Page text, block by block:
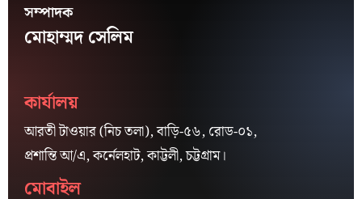
সম্পাদক
মোহাম্মদ সেলিম
কার্যালয়
আরতী টাওয়ার (নিচ তলা), বাড়ি-৫৬, রোড-০১,
প্রশান্তি আ/এ, কর্নেলহাট, কাট্টলী, চট্টগ্রাম।
মোবাইল